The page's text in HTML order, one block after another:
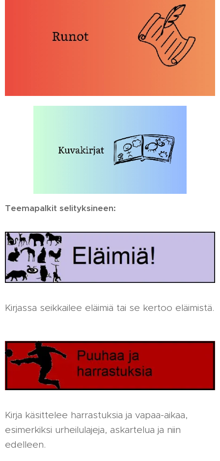
Teemapalkit selityksineen:
Kirjassa seikkailee eläimiä tai se kertoo eläimistä.
Kirja käsittelee harrastuksia ja vapaa-aikaa,
esimerkiksi urheilulajeja, askartelua ja niin
edelleen.